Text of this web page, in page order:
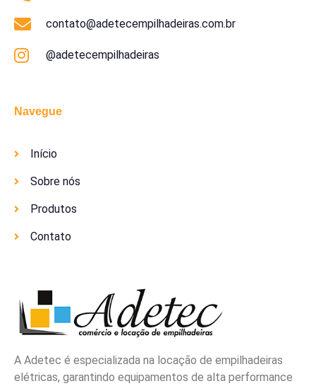
A Adetec é especializada na locação de empilhadeiras
elétricas, garantindo equipamentos de alta performance
Navegue
Início
Sobre nós
Produtos
Contato
contato@adetecempilhadeiras.com.br
@adetecempilhadeiras